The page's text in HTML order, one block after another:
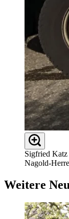
Sigfried
Nagold-
Weitere